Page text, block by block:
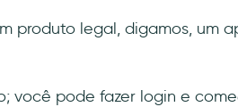
produto legal, digamos, um
você pode fazer login e